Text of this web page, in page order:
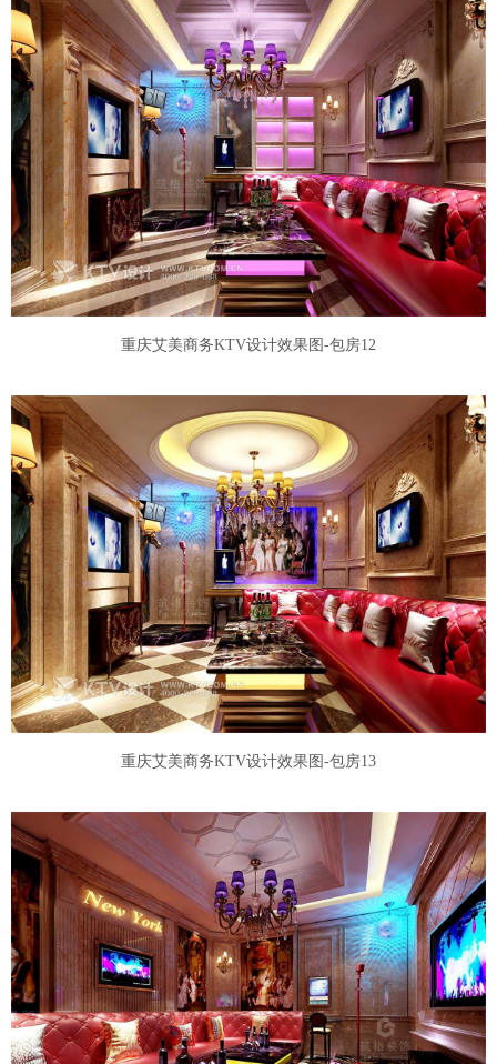
重庆艾美商务KTV设计效果图-包房12
重庆艾美商务KTV设计效果图-包房13